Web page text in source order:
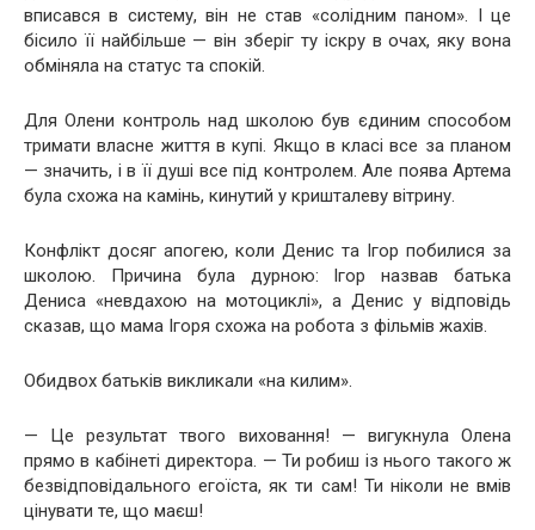
вписався в систему, він не став «солідним паном». І це
бісило її найбільше — він зберіг ту іскру в очах, яку вона
обміняла на статус та спокій.
Для Олени контроль над школою був єдиним способом
тримати власне життя в купі. Якщо в класі все за планом
— значить, і в її душі все під контролем. Але поява Артема
була схожа на камінь, кинутий у кришталеву вітрину.
Конфлікт досяг апогею, коли Денис та Ігор побилися за
школою. Причина була дурною: Ігор назвав батька
Дениса «невдахою на мотоциклі», а Денис у відповідь
сказав, що мама Ігоря схожа на робота з фільмів жахів.
Обидвох батьків викликали «на килим».
— Це результат твого виховання! — вигукнула Олена
прямо в кабінеті директора. — Ти робиш із нього такого ж
безвідповідального егоїста, як ти сам! Ти ніколи не вмів
цінувати те, що маєш!